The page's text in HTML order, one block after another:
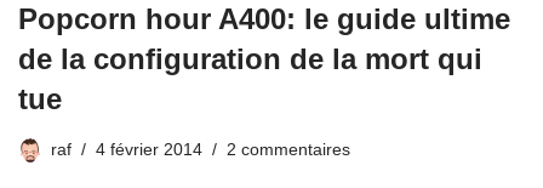
Popcorn hour A400: le guide ultime
de la configuration de la mort qui
tue
raf 4 février 2014 2 commentaires